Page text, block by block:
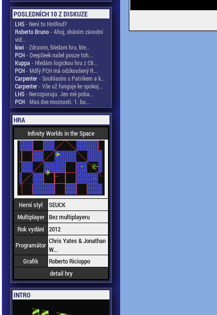
POSLEDNÍCH 10 Z DISKUZE
LHS- Není to HotRod?
Roberto Bruno- Ahoj, sháním závodní
vid...
kiwi - Zdravim, hledam hru, kte...
PCH- DeepSeek našel pouze toh...
Kuppa - Hledám logickou hru z C6...
PCH- Mdlý PCH má odzkoušený R...
Carpenter- Souhlasím s Patrikem a k...
Carpenter- Vše už funguje ke spokoj...
LHS- Nerozporuju. Jen mě poba...
PCH- Mas dve moznosti. 1. bu...
HRA
Infinity Worlds in the Space
Herní styl
SEUCK
Multiplayer Bez multiplayeru
Rok vydání 2012
Programátor Chris Yates & Jonathan
W...
Grafik
Roberto Ricioppo
detail hry
INTRO